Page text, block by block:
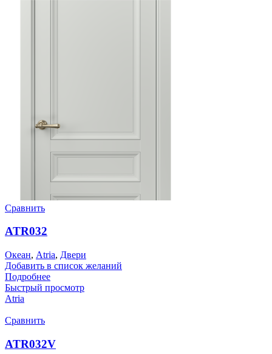
Сравнить
ATR032
Океан, Atria, Двери
Добавить в список желаний
Подробнее
Быстрый просмотр
Atria
Сравнить
ATR032V